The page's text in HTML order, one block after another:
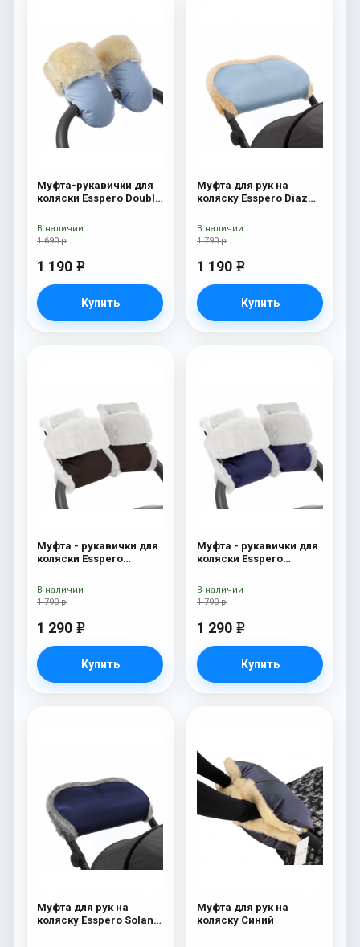
Муфта-рукавички для
коляски Esspero Double
Blue Mountain
1 690 р
1 190 e
Купить
В наличии
Муфта для рук на
коляску Esspero Diaz
Blue Mountain
1 790 р
1 190 e
Купить
В наличии
Муфта - рукавички для
коляски Esspero
шерсть) Chocolat
1 790 р
1 290 e
Купить
В наличии
Муфта - рукавички для
коляски Esspero
шерсть) Navy
1 790 р
1 290 e
Купить
В наличии
Муфта для рук на
коляску Esspero Solana
Муфта для рук на
коляску Синий